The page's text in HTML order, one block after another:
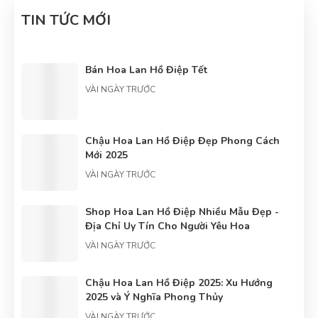
TIN TỨC MỚI
Bán Hoa Lan Hồ Điệp Tết
VÀI NGÀY TRƯỚC
Chậu Hoa Lan Hồ Điệp Đẹp Phong Cách
Mới 2025
VÀI NGÀY TRƯỚC
Shop Hoa Lan Hồ Điệp Nhiều Mẫu Đẹp -
Địa Chỉ Uy Tín Cho Người Yêu Hoa
VÀI NGÀY TRƯỚC
Chậu Hoa Lan Hồ Điệp 2025: Xu Hướng
2025 và Ý Nghĩa Phong Thủy